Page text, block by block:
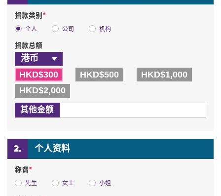
捐款类别 *
个人 公司 机构
捐款总额
HKD$300 HKD$500
HKD$1,000
HKD$2,000
其他金额
个人资料
称谓*
先生 女士 小姐